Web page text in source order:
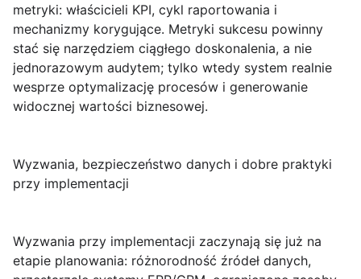
metryki: właścicieli KPI, cykl raportowania i
mechanizmy korygujące. Metryki sukcesu powinny
stać się narzędziem ciągłego doskonalenia, a nie
jednorazowym audytem; tylko wtedy system realnie
wesprze optymalizację procesów i generowanie
widocznej wartości biznesowej.
Wyzwania, bezpieczeństwo danych i dobre praktyki
przy implementacji
Wyzwania przy implementacji zaczynają się już na
etapie planowania: różnorodność źródeł danych,